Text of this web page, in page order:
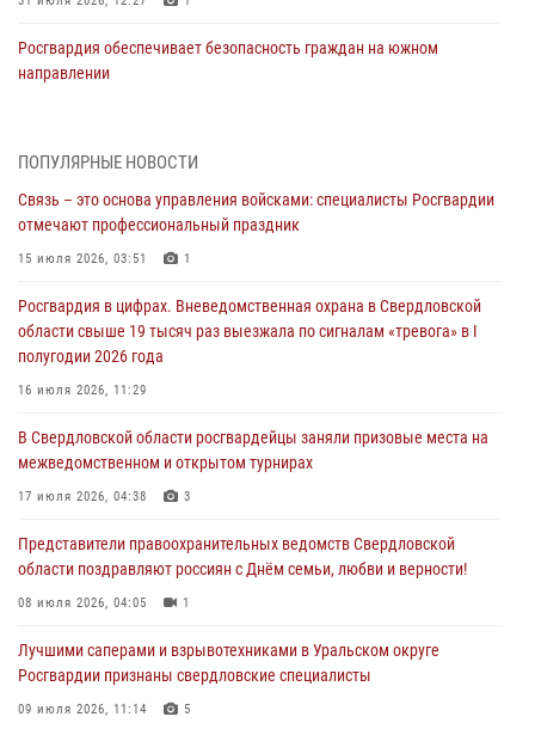
Росгвардия обеспечивает безопасность граждан на южном
направлении
Представитель Управления Росгвардии по Свердловской области
«Телекон»
30 июля 2026, 11:33
спартакиады «Динамо» памяти погибшего офицера милиции
Православные священники поддержали росгвардейцев в зоне СВО
Свердловские росгвардейцы завоевали медали на окружном
чемпионате по комплексному единоборству
ПОПУЛЯРНЫЕ НОВОСТИ
Связь – это основа управления войсками: специалисты Росгвардии
отмечают профессиональный праздник
15 июля 2026, 03:51 1
Росгвардия в цифрах. Вневедомственная охрана в Свердловской
области свыше 19 тысяч раз выезжала по сигналам «тревога» в I
полугодии 2026 года
16 июля 2026, 11:29
В Свердловской области росгвардейцы заняли призовые места на
межведомственном и открытом турнирах
17 июля 2026, 04:38 3
Представители правоохранительных ведомств Свердловской
области поздравляют россиян с Днём семьи, любви и верности!
08 июля 2026, 04:05 1
Лучшими саперами и взрывотехниками в Уральском округе
Росгвардии признаны свердловские специалисты
09 июля 2026, 11:14 5